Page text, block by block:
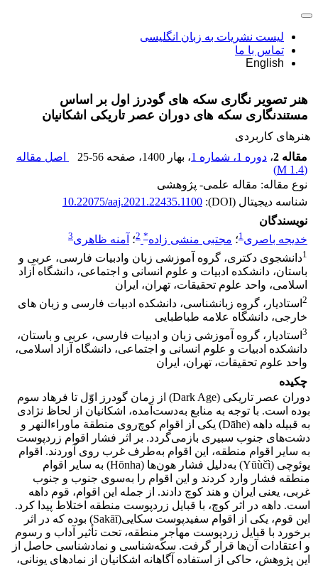
لیست نشریات به زبان انگلیسی
تماس با ما
English
هنر تصویر نگاری سکه های گودرز اول بر اساس
مستندنگاری سکه های دوران عصر تاریکی اشکانیان
هنرهای کاربردی
مقاله 2
، دوره 1، شماره 1 ، بهار 1400 ، صفحه 25-56
اصل مقاله
(
1.4 M
)
نوع مقاله: مقاله علمی- پژوهشی
شناسه دیجیتال (DOI):
10.22075/aaj.2021.22435.1100
نویسندگان
خدیجه باصری1؛ مجتبی منشی زاده*
2؛ آمنه ظاهری3
1دانشجوی دکتری، گروه آموزشی زبان وادبیات فارسی، عربی و
باستان، دانشکده ادبیات و علوم انسانی و اجتماعی، دانشگاه آزاد
اسلامی، واحد علوم تحقیقات، تهران، ایران
2 استادیار، گروه زبانشناسی، دانشکده ادبیات فارسی و زبان های
خارجی، دانشگاه علامه طباطبایی
3 استادیار، گروه آموزشی زبان و ادبیات فارسی، عربی و باستان،
دانشکده ادبیات و علوم انسانی و اجتماعی، دانشگاه آزاد اسلامی،
واحد علوم تحقیقات، تهران، ایران
چکیده
دوران عصر تاریکی (Dark Age) از زمان گودرز اوّل تا فرهاد سوم
بوده است. با توجه به منابع به‌دست‌آمده، اشکانیان از لحاظ نژادى
به قبیله داهه (Dāhe) یکى از اقوام کوچ‌روی منطقة ماوراءالنهر و
دشت‌هاى جنوب سبیرى بازمی‌گردد. بر اثر فشار اقوام زردپوست
به سایر اقوام منطقه، این اقوام به‌طرف غرب روى آوردند. اقوام
یوئوچى (Yūùčì) به‌دلیل فشار هون‌ها (Hōnha) به سایر اقوام
منطقه فشار وارد کردند و این اقوام را به‌سوى جنوب و جنوب
غربى، یعنى ایران و هند کوچ دادند. از جمله این اقوام، قوم داهه
است. داهه در اثر کوچ، با قبایل زردپوست منطقه اختلاط پیدا کرد.
این قوم، یکى از اقوام سفیدپوست سکایى(Sakāī) بوده که در اثر
برخورد با قبایل زردپوست مهاجر منطقه، تحت تأثیر آداب و رسوم
و اعتقادات آن‌ها قرار گرفت. سکّه‌شناسی و نمادشناسی حاصل از
این پژوهش، حاکی از استفاده آگاهانه اشکانیان از نمادهای یونانی،